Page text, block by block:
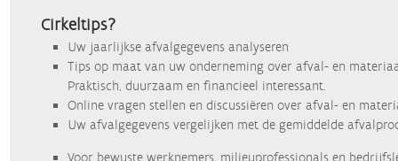
Cirkeltips?
Uw jaarlijkse afvalgegevens analyseren
Tips op maat van uw onderneming over afval- en
Praktisch, duurzaam en financieel interessant.
Online vragen stellen en discussiëren over afval- en
Uw afvalgegevens vergelijken met de gemiddelde
Voor bewuste werknemers, milieuprofessionals en